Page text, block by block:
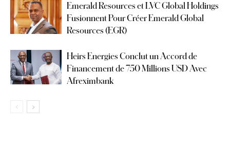
Emerald Resources et LVC Global Holdings
Fusionnent Pour Créer Emerald Global
Resources (EGR)
Heirs Energies Conclut un Accord de
Financement de 750 Millions USD Avec
Afreximbank